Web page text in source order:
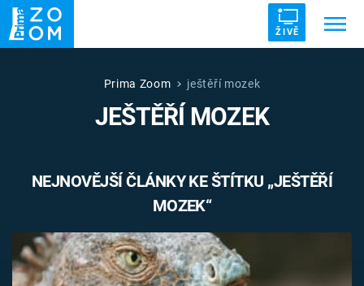
ŽIVĚ
UFO DRUHÁ SVĚTOVÁ VÁLKA
VETŘELCI DÁVNOVĚKU
Témata
Prima Zoom ještěří mozek
JEŠTĚŘÍ MOZEK
NEJNOVĚJŠÍ ČLÁNKY KE ŠTÍTKU „JEŠTĚŘÍ
MOZEK“